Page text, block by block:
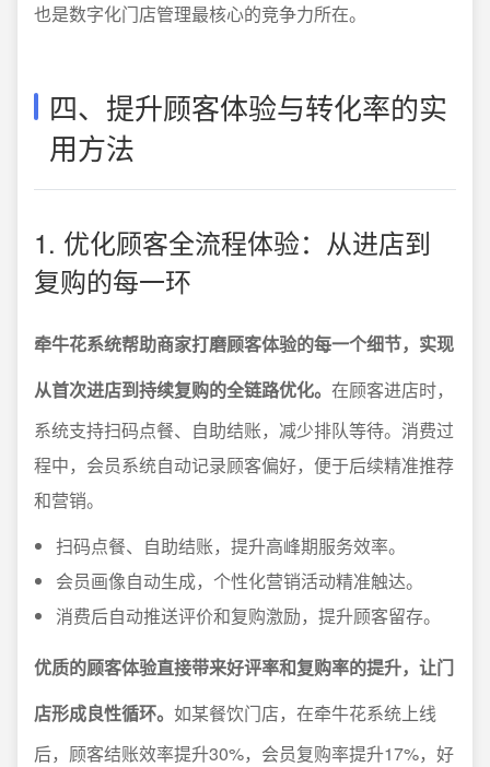
也是数字化门店管理最核心的竞争力所在。
四、提升顾客体验与转化率的实
用方法
1. 优化顾客全流程体验：从进店到
复购的每一环
牵牛花系统帮助商家打磨顾客体验的每一个细节，实现
从首次进店到持续复购的全链路优化。 在顾客进店时，
系统支持扫码点餐、自助结账，减少排队等待。消费过
程中，会员系统自动记录顾客偏好，便于后续精准推荐
和营销。
扫码点餐、自助结账，提升高峰期服务效率。
会员画像自动生成，个性化营销活动精准触达。
消费后自动推送评价和复购激励，提升顾客留存。
优质的顾客体验直接带来好评率和复购率的提升，让门
店形成良性循环。 如某餐饮门店，在牵牛花系统上线
后，顾客结账效率提升30%，会员复购率提升17%，好